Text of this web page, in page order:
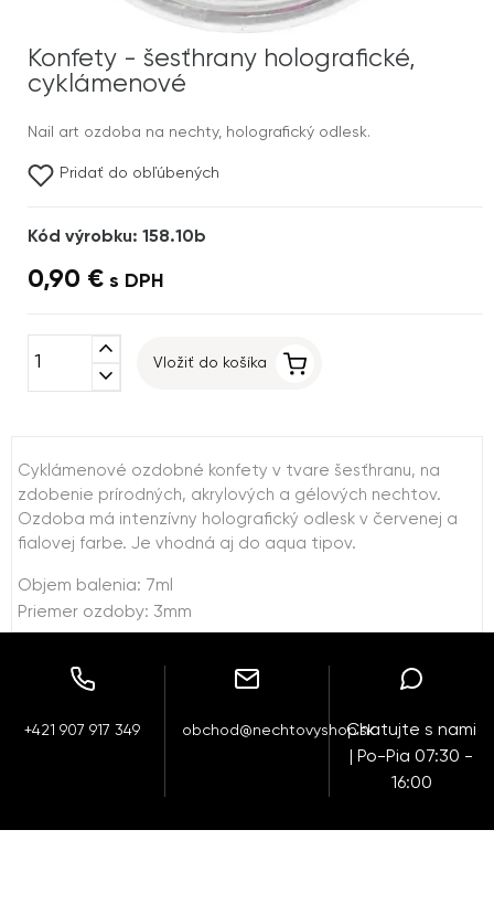
Konfety - šesťhrany holografické,
cyklámenové
Nail art ozdoba na nechty, holografický odlesk.
Pridať do obľúbených
Kód výrobku: 158.10b
0,90 € s DPH
expand_less
expand_more
Vložiť do košíka
Cyklámenové ozdobné konfety v tvare šesťhranu, na
zdobenie prírodných, akrylových a gélových nechtov.
Ozdoba má intenzívny holografický odlesk v červenej a
fialovej farbe. Je vhodná aj do aqua tipov.
Objem balenia: 7ml
Priemer ozdoby: 3mm
+421 907 917 349 obchod@nechtovyshop.skChatujte s nami
| Po-Pia 07:30 -
16:00